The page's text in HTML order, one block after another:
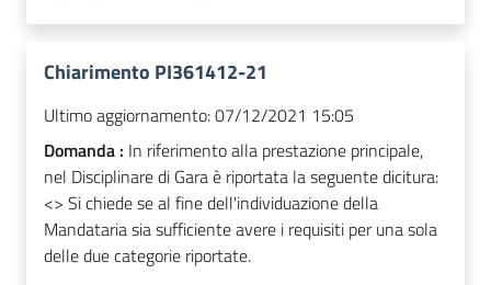
Chiarimento PI361412-21
Ultimo aggiornamento:07/12/2021 15:05
Domanda : In riferimento alla prestazione principale,
nel Disciplinare di Gara è riportata la seguente dicitura:
<> Si chiede se al fine dell'individuazione della
Mandataria sia sufficiente avere i requisiti per una sola
delle due categorie riportate.